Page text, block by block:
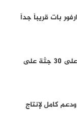
بات قريباً جداً
شهود يكشفون تفاصيل العثور على 30 جثة على
كامل لإنتاج